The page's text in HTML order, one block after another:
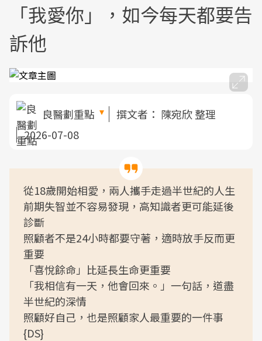
「我愛你」，如今每天都要告
訴他
良醫劃重點 撰文者： 陳宛欣 整理
2026-07-08
從18歲開始相愛，兩人攜手走過半世紀的人生
前期失智並不容易發現，高知識者更可能延後
診斷
照顧者不是24小時都要守著，適時放手反而更
重要
「喜悅餘命」比延長生命更重要
「我相信有一天，他會回來。」一句話，道盡
半世紀的深情
照顧好自己，也是照顧家人最重要的一件事
{DS}